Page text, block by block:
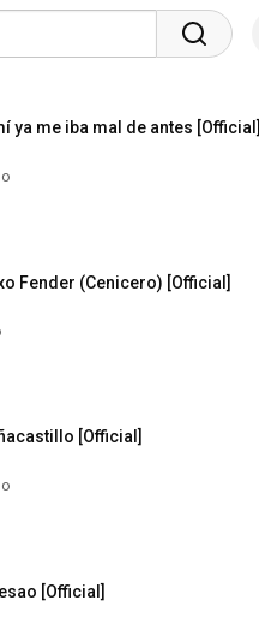
ya me iba mal de antes [Official]
Fender (Cenicero) [Official]
[Official]
[Official]